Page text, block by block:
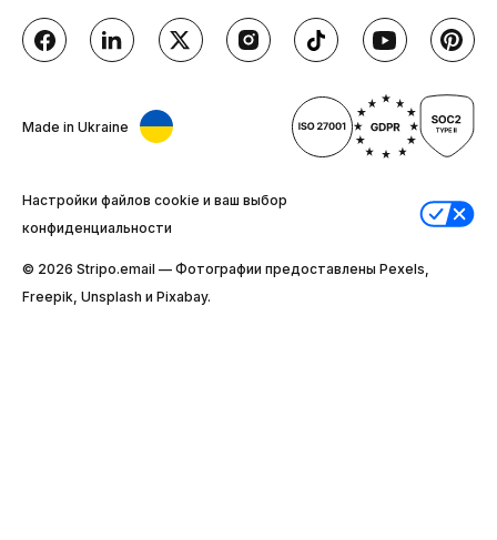
Made in Ukraine
Настройки файлов cookie и ваш выбор
конфиденциальности
© 2026 Stripо.email — Фотографии предоставлены Pexels,
Freepik, Unsplash и Pixabay.